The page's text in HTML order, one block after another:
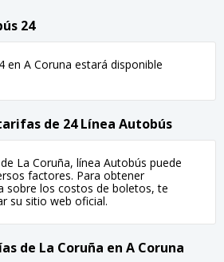
24
en A Coruna estará disponible
de 24 Línea Autobús
La Coruña, línea Autobús puede
factores. Para obtener
sobre los costos de boletos, te
su sitio web oficial.
de La Coruña en A Coruna